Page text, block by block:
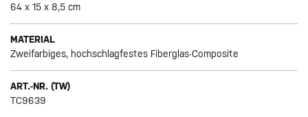
64 x 15 x 8,5 cm
MATERIAL
Zweifarbiges, hochschlagfestes Fiberglas-Composite
ART.-NR. (TW)
TC9639